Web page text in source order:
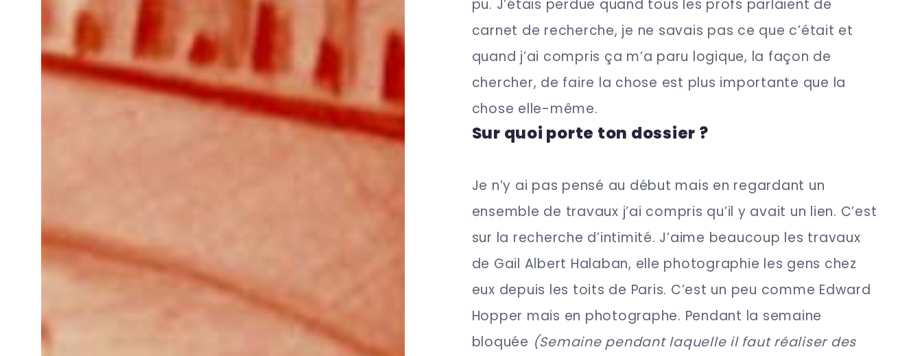
pu. J’étais perdue quand tous les profs parlaient de
carnet de recherche, je ne savais pas ce que c’était et
quand j’ai compris ça m’a paru logique, la façon de
chercher, de faire la chose est plus importante que la
chose elle-même.
Sur quoi porte ton dossier ?
Je n’y ai pas pensé au début mais en regardant un
ensemble de travaux j’ai compris qu’il y avait un lien. C’est
sur la recherche d’intimité. J’aime beaucoup les travaux
de Gail Albert Halaban, elle photographie les gens chez
eux depuis les toits de Paris. C’est un peu comme Edward
Hopper mais en photographe. Pendant la semaine
bloquée (Semaine pendant laquelle il faut réaliser des